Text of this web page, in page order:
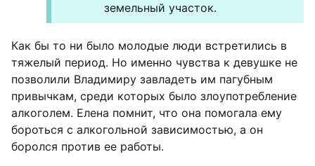
земельный участок.
Как бы то ни было молодые люди встретились в
тяжелый период. Но именно чувства к девушке не
позволили Владимиру завладеть им пагубным
привычкам, среди которых было злоупотребление
алкоголем. Елена помнит, что она помогала ему
бороться с алкогольной зависимостью, а он
боролся против ее работы.